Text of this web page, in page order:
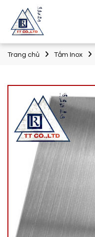
Trang chủ Tấm Inox